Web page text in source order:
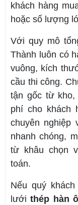
khách hàng
hoặc số lượng
Với quy mô
Thành luôn có
vuông, kích
cầu thi công.
tận gốc từ kho,
phí cho khách
chuyên nghiệp
nhanh chóng,
từ khâu chọn
toán.
Nếu quý
lướithép hàn